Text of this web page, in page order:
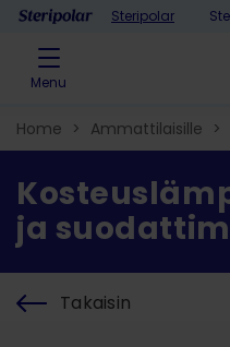
Skip to contentSteripolar
Menu
Home > Ammattilaisille >
>
ja
Takaisin